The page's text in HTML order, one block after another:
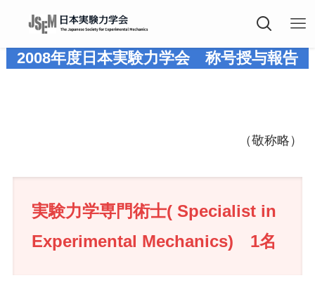
2008年度 日本実験力学会 称号授与報告
（敬称略）
実験力学専門術士( Specialist in
Experimental Mechanics) 1名